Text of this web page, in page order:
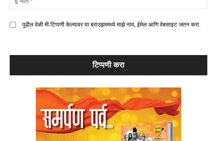
पुढील वेळी मी टिप्पणी केल्यावर या ब्राउझरमध्ये माझे नाव, ईमेल आणि वेबसाइट जतन करा.